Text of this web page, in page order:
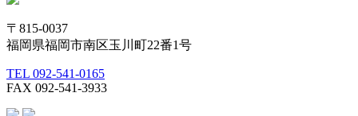
〒815-0037
福岡県福岡市南区玉川町22番1号
TEL 092-541-0165
FAX 092-541-3933